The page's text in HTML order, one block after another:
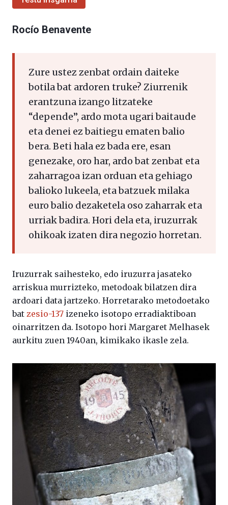
Rocío Benavente
Zure ustez zenbat ordain daiteke
botila bat ardoren truke? Ziurrenik
erantzuna izango litzateke
“depende”, ardo mota ugari baitaude
eta denei ez baitiegu ematen balio
bera. Beti hala ez bada ere, esan
genezake, oro har, ardo bat zenbat eta
zaharragoa izan orduan eta gehiago
balioko lukeela, eta batzuek milaka
euro balio dezaketela oso zaharrak eta
urriak badira. Hori dela eta, iruzurrak
ohikoak izaten dira negozio horretan.
Iruzurrak saihesteko, edo iruzurra jasateko
arriskua murrizteko, metodoak bilatzen dira
ardoari data jartzeko. Horretarako metodoetako
bat zesio-137 izeneko isotopo erradiaktiboan
oinarritzen da. Isotopo hori Margaret Melhasek
aurkitu zuen 1940an, kimikako ikasle zela.